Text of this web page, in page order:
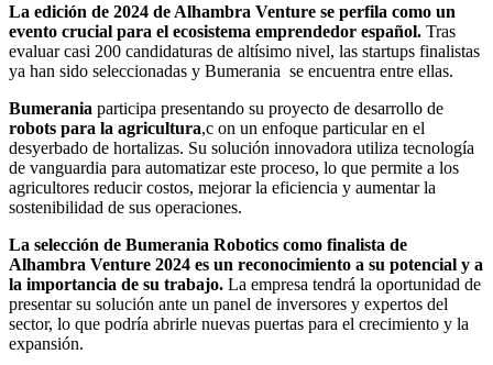
La edición de 2024 de Alhambra Venture se perfila como un
evento crucial para el ecosistema emprendedor español. Tras
evaluar casi 200 candidaturas de altísimo nivel, las startups finalistas
ya han sido seleccionadas y Bumerania se encuentra entre ellas.
Bumerania participa presentando su proyecto de desarrollo de
robots para la agricultura,c on un enfoque particular en el
desyerbado de hortalizas. Su solución innovadora utiliza tecnología
de vanguardia para automatizar este proceso, lo que permite a los
agricultores reducir costos, mejorar la eficiencia y aumentar la
sostenibilidad de sus operaciones.
La selección de Bumerania Robotics como finalista de
Alhambra Venture 2024 es un reconocimiento a su potencial y a
la importancia de su trabajo. La empresa tendrá la oportunidad de
presentar su solución ante un panel de inversores y expertos del
sector, lo que podría abrirle nuevas puertas para el crecimiento y la
expansión.